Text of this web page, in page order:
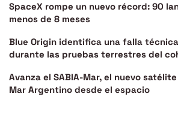
SpaceX rompe un nuevo récord: 90
menos de 8 meses
Blue Origin identifica una falla
durante las pruebas terrestres del
Avanza el SABIA-Mar, el nuevo
Mar Argentino desde el espacio